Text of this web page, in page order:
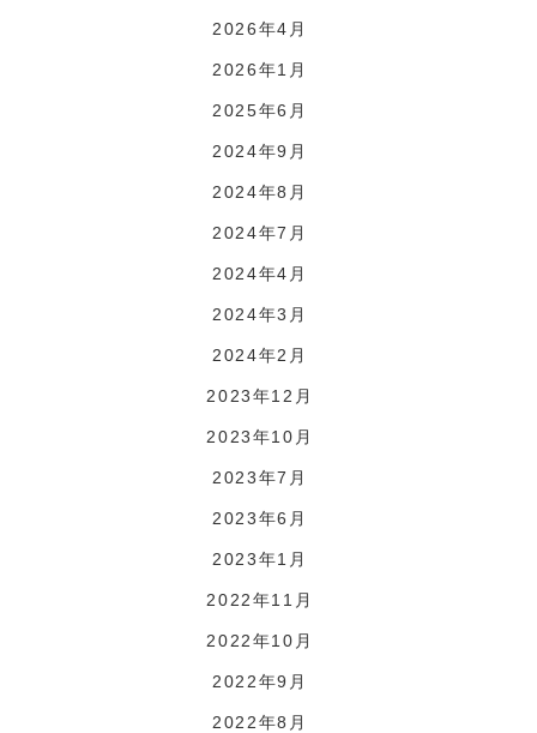
2026年4月
2026年1月
2025年6月
2024年9月
2024年8月
2024年7月
2024年4月
2024年3月
2024年2月
2023年12月
2023年10月
2023年7月
2023年6月
2023年1月
2022年11月
2022年10月
2022年9月
2022年8月